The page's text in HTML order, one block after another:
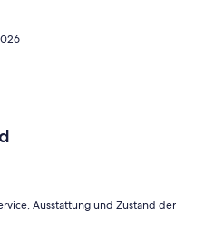
Ausstattung und Zustand der